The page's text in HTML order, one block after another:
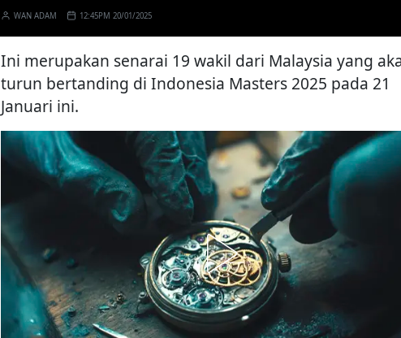
WAN ADAM 12:45PM 20/01/2025
Ini merupakan senarai 19 wakil dari Malaysia yang
turun bertanding di Indonesia Masters 2025 pada 21
Januari ini.